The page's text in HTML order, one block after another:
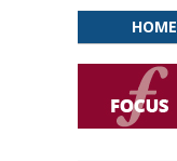
HOME